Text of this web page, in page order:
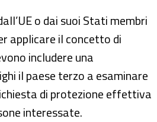
o dai suoi Stati membri
applicare il concetto di
includere una
il paese terzo a esaminare
di protezione effettiva
interessate.